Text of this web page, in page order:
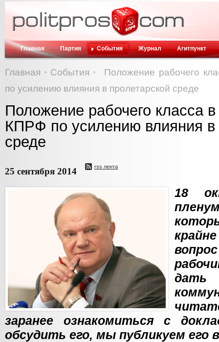
Главная Партия События Журнал Агитпункт
Главная События
Положение рабочего
по усилению влияния в пролетарской среде
Положение рабочего класса
КПРФ по усилению влияния в
среде
25 сентября 2014 rss лента
18
заранее ознакомиться с
обсудить его, мы публикуем его